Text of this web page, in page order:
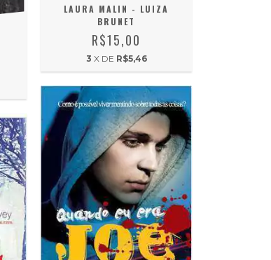
LAURA MALIN - LUIZA
BRUNET
R$15,00
3 X DE R$5,46